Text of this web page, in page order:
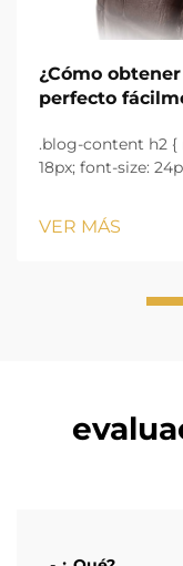
¿Cómo
perfecto
.blog-content h2
18px; font-size:
margin-bottom:
w...
VER MÁS